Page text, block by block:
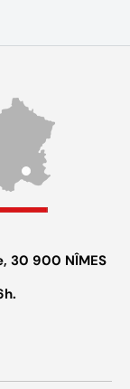
30 900 NÎMES